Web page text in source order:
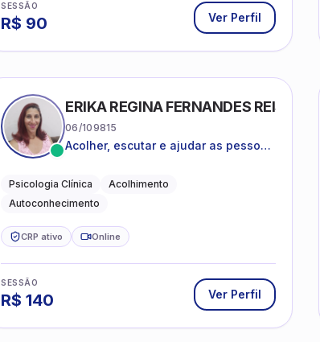
SESSÃO
R$ 90 Ver Perfil
ERIKA REGINA FERNANDES REIS FRIAS
06/109815
Acolher, escutar e ajudar as pessoas
Psicologia Clínica
Acolhimento
Autoconhecimento
CRP ativo Online
SESSÃO
R$ 140 Ver Perfil